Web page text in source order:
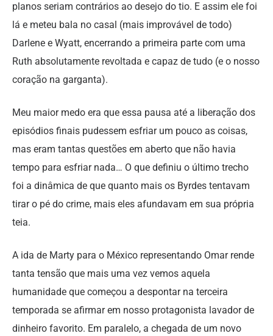
planos seriam contrários ao desejo do tio. E assim ele foi
lá e meteu bala no casal (mais improvável de todo)
Darlene e Wyatt, encerrando a primeira parte com uma
Ruth absolutamente revoltada e capaz de tudo (e o nosso
coração na garganta).
Meu maior medo era que essa pausa até a liberação dos
episódios finais pudessem esfriar um pouco as coisas,
mas eram tantas questões em aberto que não havia
tempo para esfriar nada… O que definiu o último trecho
foi a dinâmica de que quanto mais os Byrdes tentavam
tirar o pé do crime, mais eles afundavam em sua própria
teia.
A ida de Marty para o México representando Omar rende
tanta tensão que mais uma vez vemos aquela
humanidade que começou a despontar na terceira
temporada se afirmar em nosso protagonista lavador de
dinheiro favorito. Em paralelo, a chegada de um novo